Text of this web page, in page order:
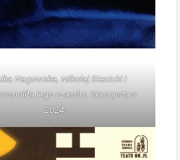
Nagowska, Mikołaj Sienicki i
jego czasów, Krasnystaw
2024.